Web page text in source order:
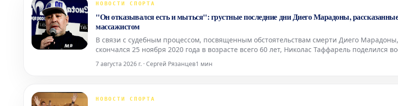
НОВОСТИ СПОРТА
"Он отказывался есть и мыться": грустные последние дни Диего Марадоны,
массажистом
В связи с судебным процессом, посвященным обстоятельствам смерти Диего
скончался 25 ноября 2020 года в возрасте всего 60 лет, Николас Таффарель поделился
печальных последних днях аргентинской футбольной легенды. Массажист легендарного
Николас
7 августа 2026 г. · Сергей Рязанцев1 мин
НОВОСТИ СПОРТА